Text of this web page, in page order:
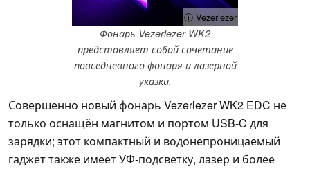
ⓘ Vezerlezer
Фонарь Vezerlezer WK2
представляет собой сочетание
повседневного фонаря и лазерной
указки.
Совершенно новый фонарь Vezerlezer WK2 EDC не
только оснащён магнитом и портом USB-C для
зарядки; этот компактный и водонепроницаемый
гаджет также имеет УФ-подсветку, лазер и более